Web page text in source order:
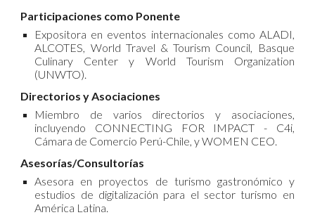
Participaciones como Ponente
Expositora en eventos internacionales como ALADI,
ALCOTES, World Travel & Tourism Council, Basque
Culinary Center y World Tourism Organization
(UNWTO).
Directorios y Asociaciones
Miembro de varios directorios y asociaciones,
incluyendo CONNECTING FOR IMPACT - C4i,
Cámara de Comercio Perú-Chile, y WOMEN CEO.
Asesorías/Consultorías
Asesora en proyectos de turismo gastronómico y
estudios de digitalización para el sector turismo en
América Latina.